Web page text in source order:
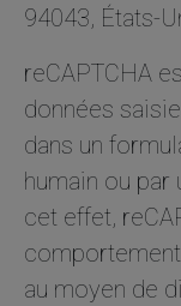
94043, États-
reCAPTCHA
données
dans un
humain ou
cet effet,
au moyen de